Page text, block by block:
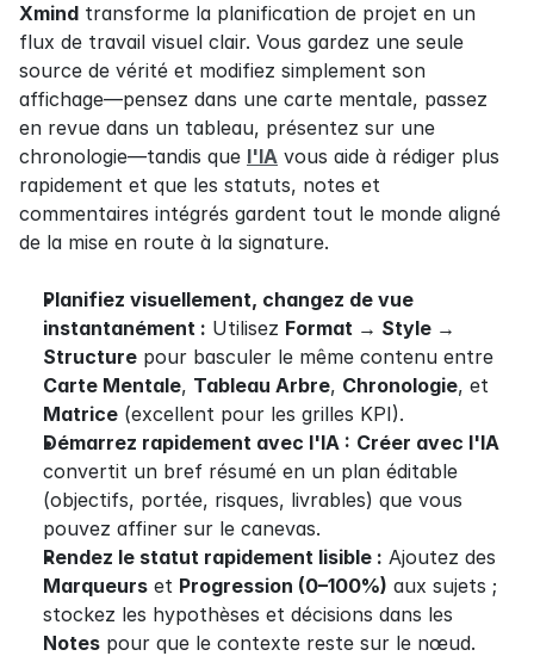
Xmind transforme la planification de projet en un
flux de travail visuel clair. Vous gardez une seule
source de vérité et modifiez simplement son
affichage—pensez dans une carte mentale, passez
en revue dans un tableau, présentez sur une
chronologie—tandis que l'IA vous aide à rédiger plus
rapidement et que les statuts, notes et
commentaires intégrés gardent tout le monde aligné
de la mise en route à la signature.
Planifiez visuellement, changez de vue
instantanément : Utilisez Format → Style →
Structure
Carte Mentale, Tableau Arbre, Chronologie
Matrice (excellent pour les grilles KPI).
Démarrez rapidement avec l'IA : Créer avec l'IA
convertit un bref résumé en un plan éditable
(objectifs, portée, risques, livrables) que vous
pouvez affiner sur le canevas.
Rendez le statut rapidement lisible :
Marqueurs et Progression (0–100%) aux sujets ;
Notes pour que le contexte reste sur le nœud.